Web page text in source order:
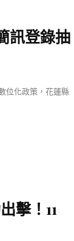
訊登錄抽
位化政策，花蓮縣
擊！11